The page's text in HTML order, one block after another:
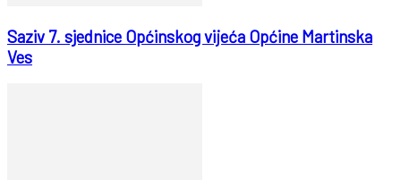
Saziv 7. sjednice Općinskog vijeća Općine Martinska
Ves